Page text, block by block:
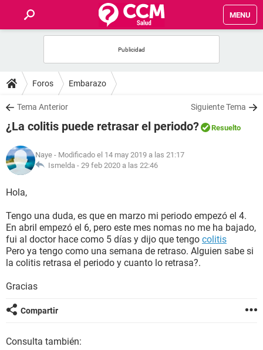
MENU
FOROS
SALUD
FAMILIA
NUTRICIÓN
BIENESTAR
SEXUALIDAD
GLOSARIO
Foros Embarazo
Tema Anterior Siguiente Tema
¿La colitis puede retrasar el periodo? Resuelto
Naye - Modificado el 14 may 2019 a las 21:17
Ismelda - 29 feb 2020 a las 22:46
Hola,
Tengo una duda, es que en marzo mi periodo empezó el 4.
En abril empezó el 6, pero este mes nomas no me ha bajado,
fui al doctor hace como 5 días y dijo que tengo colitis
Pero ya tengo como una semana de retraso. Alguien sabe si
la colitis retrasa el periodo y cuanto lo retrasa?.
Gracias
Compartir
Consulta también: